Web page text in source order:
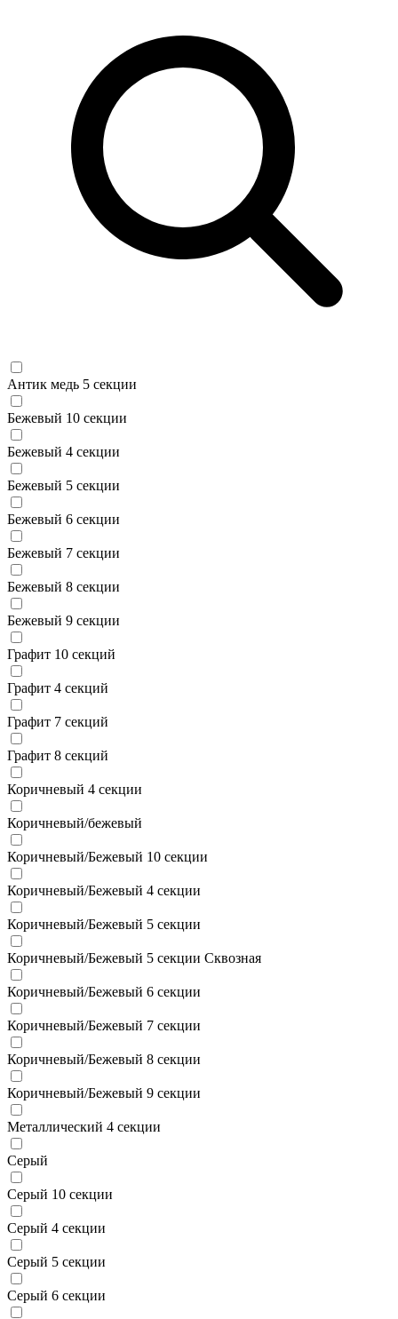
Антик медь 5 секции
Бежевый 10 секции
Бежевый 4 секции
Бежевый 5 секции
Бежевый 6 секции
Бежевый 7 секции
Бежевый 8 секции
Бежевый 9 секции
Графит 10 секций
Графит 4 секций
Графит 7 секций
Графит 8 секций
Коричневый 4 секции
Коричневый/бежевый
Коричневый/Бежевый 10 секции
Коричневый/Бежевый 4 секции
Коричневый/Бежевый 5 секции
Коричневый/Бежевый 5 секции Сквозная
Коричневый/Бежевый 6 секции
Коричневый/Бежевый 7 секции
Коричневый/Бежевый 8 секции
Коричневый/Бежевый 9 секции
Металлический 4 секции
Серый
Серый 10 секции
Серый 4 секции
Серый 5 секции
Серый 6 секции